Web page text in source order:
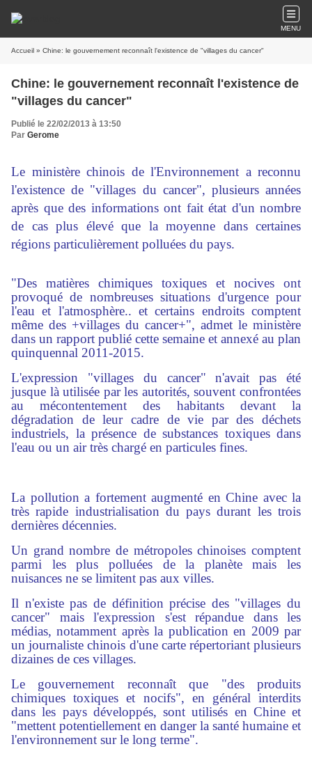
MENU
Accueil » Chine: le gouvernement reconnaît l'existence de "villages du cancer"
Chine: le gouvernement reconnaît l'existence de
"villages du cancer"
Publié le 22/02/2013 à 13:50
Par Gerome
Le ministère chinois de l'Environnement a reconnu
l'existence de "villages du cancer", plusieurs années
après que des informations ont fait état d'un nombre
de cas plus élevé que la moyenne dans certaines
régions particulièrement polluées du pays.
"Des matières chimiques toxiques et nocives ont
provoqué de nombreuses situations d'urgence pour
l'eau et l'atmosphère.. et certains endroits comptent
même des +villages du cancer+", admet le ministère
dans un rapport publié cette semaine et annexé au plan
quinquennal 2011-2015.
L'expression "villages du cancer" n'avait pas été
jusque là utilisée par les autorités, souvent confrontées
au mécontentement des habitants devant la
dégradation de leur cadre de vie par des déchets
industriels, la présence de substances toxiques dans
l'eau ou un air très chargé en particules fines.
La pollution a fortement augmenté en Chine avec la
très rapide industrialisation du pays durant les trois
dernières décennies.
Un grand nombre de métropoles chinoises comptent
parmi les plus polluées de la planète mais les
nuisances ne se limitent pas aux villes.
Il n'existe pas de définition précise des "villages du
cancer" mais l'expression s'est répandue dans les
médias, notamment après la publication en 2009 par
un journaliste chinois d'une carte répertoriant plusieurs
dizaines de ces villages.
Le gouvernement reconnaît que "des produits
chimiques toxiques et nocifs", en général interdits
dans les pays développés, sont utilisés en Chine et
"mettent potentiellement en danger la santé humaine et
l'environnement sur le long terme".